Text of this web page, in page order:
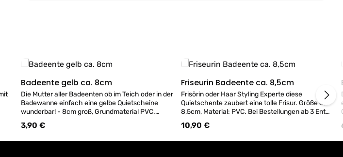
Details
Badeente gelb ca. 8cm
Die Mutter aller Badeenten ob im Teich oder in der
Badewanne einfach eine gelbe Quietscheine
wunderbar! - 8cm groß, Grundmaterial PVC.
ACHTUNG: AB 3 ENTEN EINE GELBE BADEENTE
GRATIS DAZU! - Empfehlung bem Dauereinsatz
Regulärer Preis:
3,90 €
Details
Friseurin Badeente ca. 8,5cm
Frisörin oder Haar Styling Experte diese
Quietschente zaubert eine tolle Frisur. Größe ca.
8,5cm, Material: PVC. Bei Bestellungen ab 3 Enten
erhalten Sie 1 MINI Badeente GRATIS dazu!
(Hinweis: Unsere Enten schwimmen
Regulärer Preis:
10,90 €